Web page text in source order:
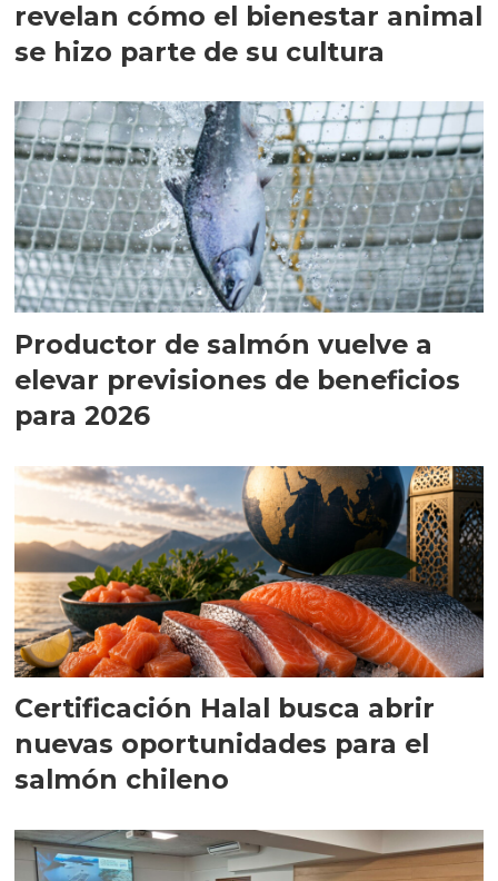
revelan cómo el bienestar animal
se hizo parte de su cultura
Productor de salmón vuelve a
elevar previsiones de beneficios
para 2026
Certificación Halal busca abrir
nuevas oportunidades para el
salmón chileno